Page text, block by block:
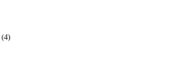
(4)